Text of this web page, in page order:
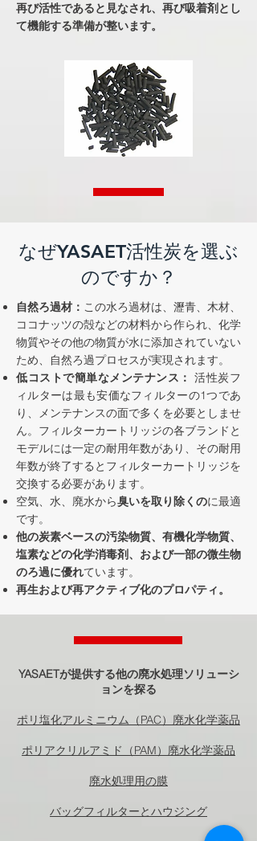
再び活性であると見なされ、再び吸着剤とし
て機能する準備が整います。
なぜYASAET活性炭を選ぶ
のですか？
自然ろ過材： この水ろ過材は、瀝青、木材、
ココナッツの殻などの材料から作られ、化学
物質やその他の物質が水に添加されていない
ため、自然ろ過プロセスが実現されます。
低コストで簡単なメンテナンス： 活性炭フ
ィルターは最も安価なフィルターの1つであ
り、メンテナンスの面で多くを必要としませ
ん。フィルターカートリッジの各ブランドと
モデルには一定の耐用年数があり、その耐用
年数が終了するとフィルターカートリッジを
交換する必要があります。
空気、水、廃水から臭いを取り除くのに最適
です。
他の炭素ベースの汚染物質、有機化学物質、
塩素などの化学消毒剤、および一部の微生物
のろ過に優れています。
再生および再アクティブ化のプロパティ。
YASAETが提供する他の廃水処理ソリューシ
ョンを探る
ポリ塩化アルミニウム（PAC）廃水化学薬品
ポリアクリルアミド（PAM）廃水化学薬品
廃水処理用の膜
バッグフィルターとハウジング